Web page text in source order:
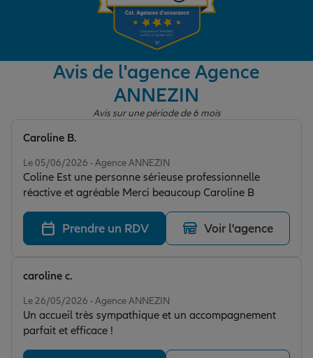
Garantie des accidents de la vie
Assurance scolaire
Retraite
Tous nos devis d'assurance
Avis de l'agence Agence
ANNEZIN
Avis sur une période de 6 mois
Le 05/06/2026 - Agence ANNEZIN
Coline Est une personne sérieuse professionnelle
réactive et agréable Merci beaucoup Caroline B
Caroline B.
Prendre un RDV Voir l'agence
Le 26/05/2026 - Agence ANNEZIN
Un accueil très sympathique et un accompagnement
parfait et efficace !
caroline c.